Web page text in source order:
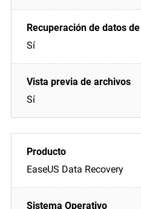
Sí
Sí
EaseUS Data Recovery